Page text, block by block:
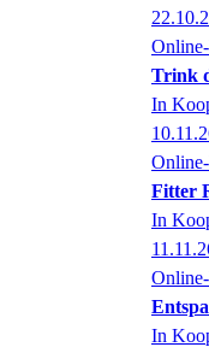
Trink
In
Fitter
In
In